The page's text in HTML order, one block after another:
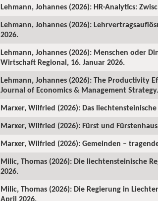
Lehmann, Johannes (2026): HR-Analytics:
Lehmann, Johannes (2026):
2026.
Lehmann, Johannes (2026): Menschen oder
Wirtschaft Regional, 16. Januar 2026.
Lehmann, Johannes (2026): The Productivity
Journal of Economics & Management Strategy.
Marxer, Wilfried (2026): Das
Marxer, Wilfried (2026): Fürst und
Marxer, Wilfried (2026): Gemeinden –
Milic, Thomas (2026): Die liechtensteinische
2026.
Milic, Thomas (2026): Die Regierung in
April 2026.